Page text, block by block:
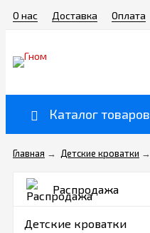
О нас Доставка Оплата
Каталог товаров
Главная → Детские кроватки →
Распродажа
Детские кроватки